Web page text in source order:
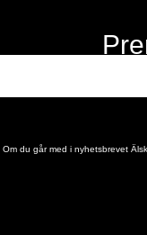
Om du går med i nyhetsbrevet